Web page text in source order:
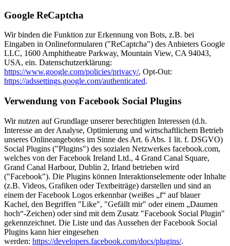
Google ReCaptcha
Wir binden die Funktion zur Erkennung von Bots, z.B. bei
Eingaben in Onlineformularen ("ReCaptcha") des Anbieters Google
LLC, 1600 Amphitheatre Parkway, Mountain View, CA 94043,
USA, ein. Datenschutzerklärung:
https://www.google.com/policies/privacy/, Opt-Out:
https://adssettings.google.com/authenticated.
Verwendung von Facebook Social Plugins
Wir nutzen auf Grundlage unserer berechtigten Interessen (d.h.
Interesse an der Analyse, Optimierung und wirtschaftlichem Betrieb
unseres Onlineangebotes im Sinne des Art. 6 Abs. 1 lit. f. DSGVO)
Social Plugins ("Plugins") des sozialen Netzwerkes facebook.com,
welches von der Facebook Ireland Ltd., 4 Grand Canal Square,
Grand Canal Harbour, Dublin 2, Irland betrieben wird
("Facebook"). Die Plugins können Interaktionselemente oder Inhalte
(z.B. Videos, Grafiken oder Textbeiträge) darstellen und sind an
einem der Facebook Logos erkennbar (weißes „f“ auf blauer
Kachel, den Begriffen "Like", "Gefällt mir" oder einem „Daumen
hoch“-Zeichen) oder sind mit dem Zusatz "Facebook Social Plugin"
gekennzeichnet. Die Liste und das Aussehen der Facebook Social
Plugins kann hier eingesehen
werden: https://developers.facebook.com/docs/plugins/.